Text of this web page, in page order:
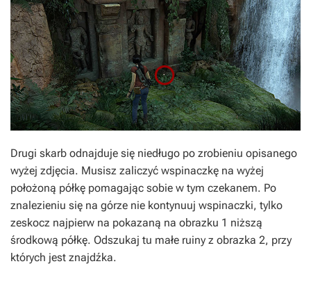
Drugi skarb odnajduje się niedługo po zrobieniu opisanego
wyżej zdjęcia. Musisz zaliczyć wspinaczkę na wyżej
położoną półkę pomagając sobie w tym czekanem. Po
znalezieniu się na górze nie kontynuuj wspinaczki, tylko
zeskocz najpierw na pokazaną na obrazku 1 niższą
środkową półkę. Odszukaj tu małe ruiny z obrazka 2, przy
których jest znajdźka.